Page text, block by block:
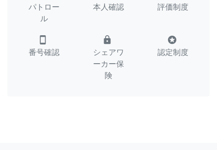
パトロー
ル
本人確認 評価制度
smartphone
番号確認
lock
シェアワ
ーカー保
険
stars
認定制度